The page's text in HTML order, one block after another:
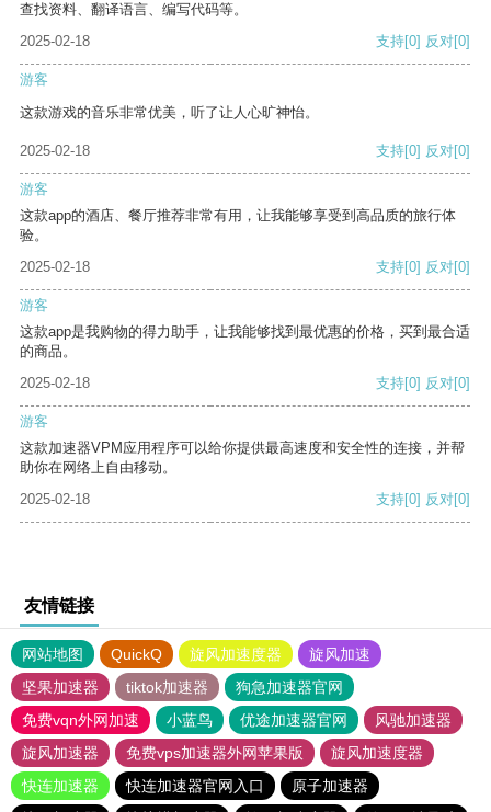
查找资料、翻译语言、编写代码等。
2025-02-18
支持[0] 反对[0]
游客
这款游戏的音乐非常优美，听了让人心旷神怡。
2025-02-18 支持[0] 反对[0]
游客
这款app的酒店、餐厅推荐非常有用，让我能够享受到高品质的旅行体
验。
2025-02-18
支持[0] 反对[0]
游客
这款app是我购物的得力助手，让我能够找到最优惠的价格，买到最合适
的商品。
2025-02-18
支持[0] 反对[0]
游客
这款加速器VPM应用程序可以给你提供最高速度和安全性的连接，并帮
助你在网络上自由移动。
2025-02-18
支持[0] 反对[0]
友情链接
网站地图 QuickQ 旋风加速度器
旋风加速
坚果加速器
tiktok加速器
狗急加速器官网
免费vqn外网加速
小蓝鸟 优途加速器官网
风驰加速器
旋风加速器
免费vps加速器外网苹果版
旋风加速度器
快连加速器
快连加速器官网入口
原子加速器